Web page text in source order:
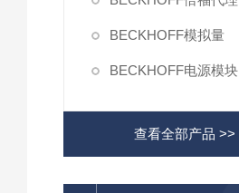
BECKHOFF模拟量
BECKHOFF电源模块
查看全部产品 >>